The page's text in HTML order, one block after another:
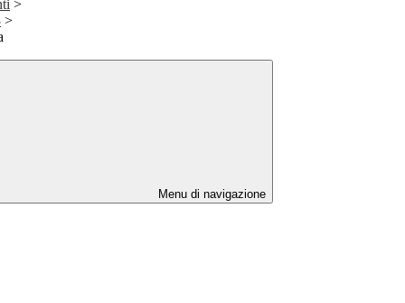
>
>
Menu di navigazione